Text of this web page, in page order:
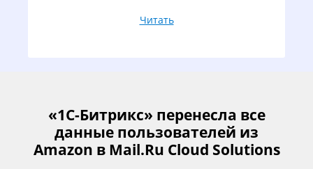
Читать
«1С-Битрикс» перенесла все
данные пользователей из
Amazon в Mail.Ru Cloud Solutions